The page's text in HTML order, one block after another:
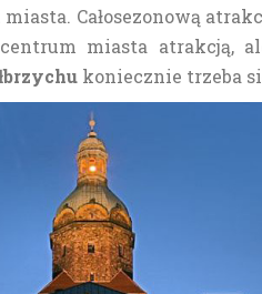
Całosezonową
miasta atrakcją,
koniecznie trzeba